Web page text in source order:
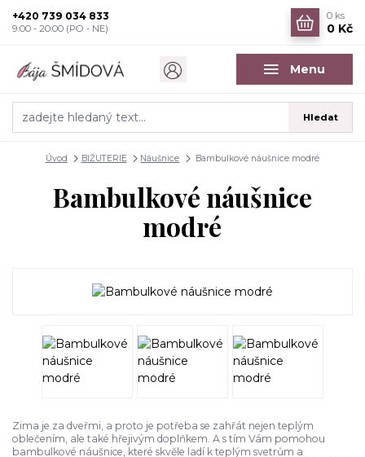
Menu
Hledat
+420 739 034 833
9:00 - 20:00 (PO - NE)
0 ks
0 Kč
Úvod BIŽUTERIE Náušnice Bambulkové náušnice modré
Bambulkové náušnice
modré
Zima je za dveřmi, a proto je potřeba se zahřát nejen teplým
oblečením, ale také hřejivým doplňkem. A s tím Vám pomohou
bambulkové náušnice, které skvěle ladí k teplým svetrům a